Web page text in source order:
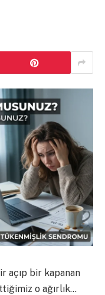
açıp bir kapanan
o ağırlık…